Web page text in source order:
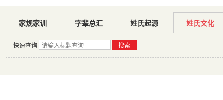
家规家训 字辈总汇 姓氏起源 姓氏文化
快速查询 搜索